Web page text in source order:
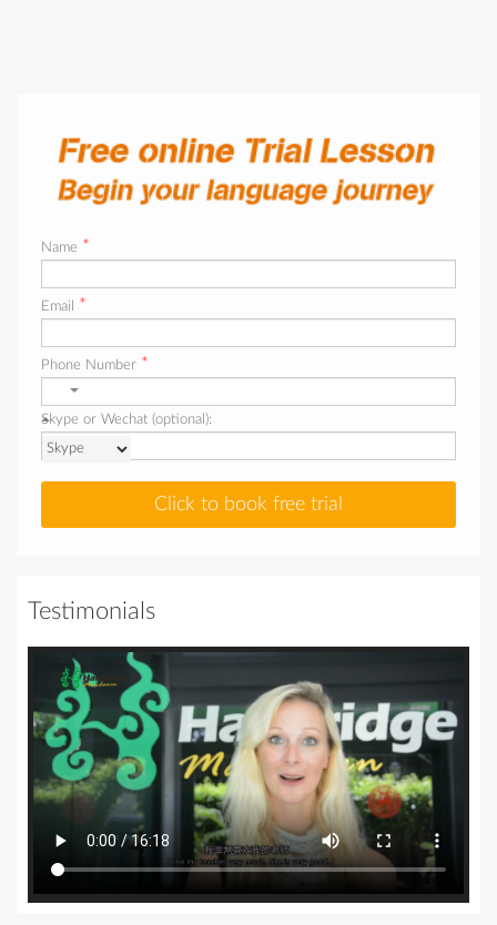
Name *
Email *
Phone Number *
Skype or Wechat (optional):
Click to book free trial
Testimonials